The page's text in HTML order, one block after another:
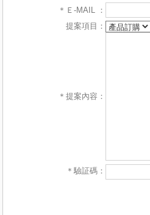
＊Ｅ-MAIL ：
提案項目：
＊提案內容：
＊驗証碼：